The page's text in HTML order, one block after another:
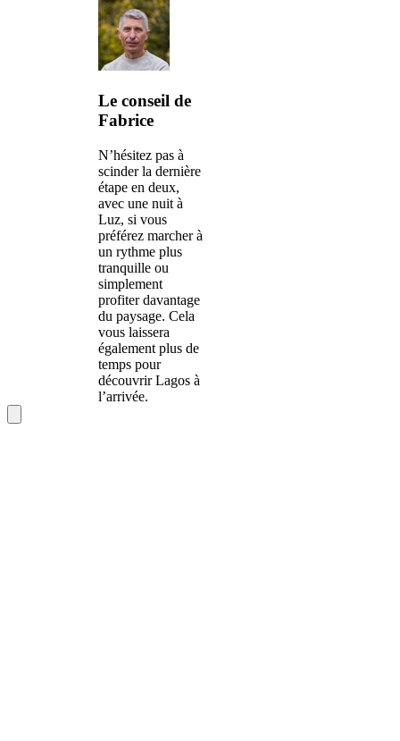
Le conseil de
Fabrice
N’hésitez pas à
scinder la dernière
étape en deux,
avec une nuit à
Luz, si vous
préférez marcher à
un rythme plus
tranquille ou
simplement
profiter davantage
du paysage. Cela
vous laissera
également plus de
temps pour
découvrir Lagos à
l’arrivée.